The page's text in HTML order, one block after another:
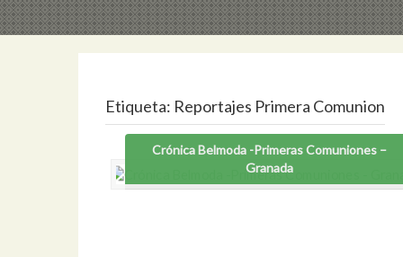
Etiqueta: Reportajes Primera Comunion
Crónica Belmoda -Primeras Comuniones –
Granada